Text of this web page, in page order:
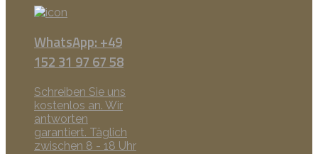
WhatsApp: +49
152 31 97 67 58
Schreiben Sie uns
kostenlos an. Wir
antworten
garantiert. Täglich
zwischen 8 - 18 Uhr